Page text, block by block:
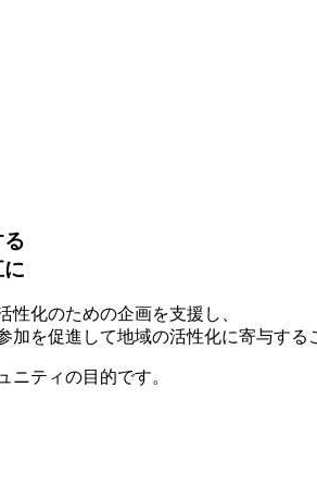
性化のための企画を支援し、
加を促進して地域の活性化に寄与する
ニティの目的です。